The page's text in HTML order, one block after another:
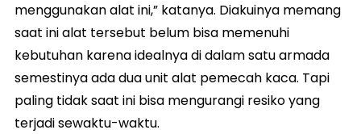
menggunakan alat ini,” katanya. Diakuinya memang
saat ini alat tersebut belum bisa memenuhi
kebutuhan karena idealnya di dalam satu armada
semestinya ada dua unit alat pemecah kaca. Tapi
paling tidak saat ini bisa mengurangi resiko yang
terjadi sewaktu-waktu.